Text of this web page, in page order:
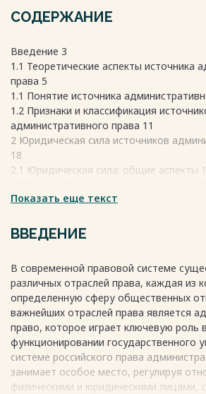
СОДЕРЖАНИЕ
Введeние 3
1.1 Теоретические аспекты источника
права 5
1.1 Понятие источника
1.2 Признаки и классификация
административного права 11
2 Юридическая сила источников
18
2.1 Юридичeская сила: общие аспекты
юридической силе 21
Список использованных источников 30
Показать еще текст
ВВЕДЕНИЕ
В современной правовой системе
различных отраслей права, каждая из
определенную сферу общественных
важнейших отраслей права является
право, которое играет ключевую роль
функционировании государственного
системе российского права
занимает особое место, регулируя
физическими и юридическими лицами,